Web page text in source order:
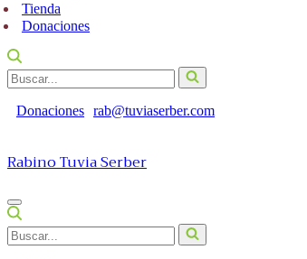
Tienda
Donaciones
Buscar...
Donaciones rab@tuviaserber.com
Rabino Tuvia Serber
Menú
de
navegación
Buscar...